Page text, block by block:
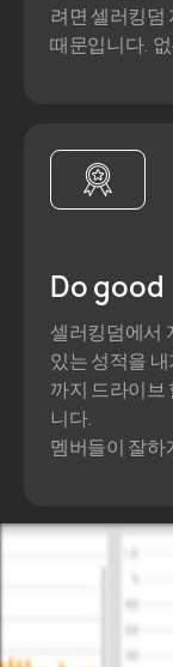
려면 셀러킹덤
때문입니다.
Do good
셀러킹덤에서
있는 성적을
까지 드라이브
니다.
멤버들이 잘하